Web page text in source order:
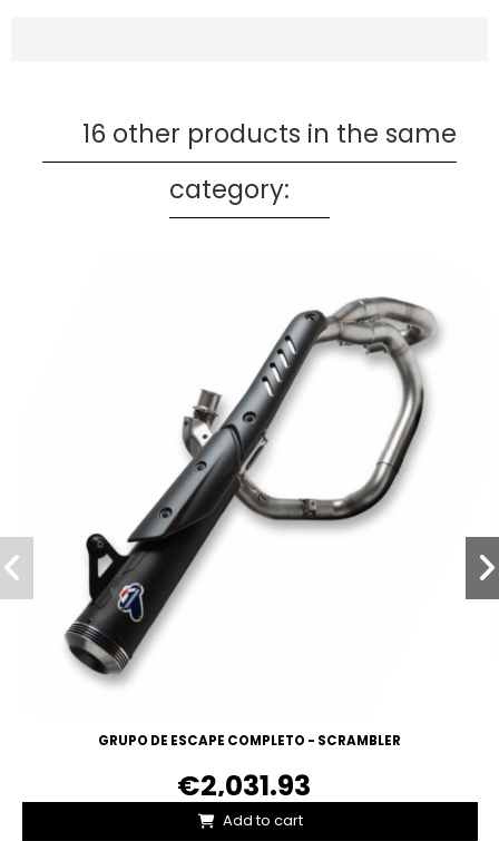
16 other products in the same
category:
GRUPO DE ESCAPE COMPLETO - SCRAMBLER
€2,031.93
Add to cart